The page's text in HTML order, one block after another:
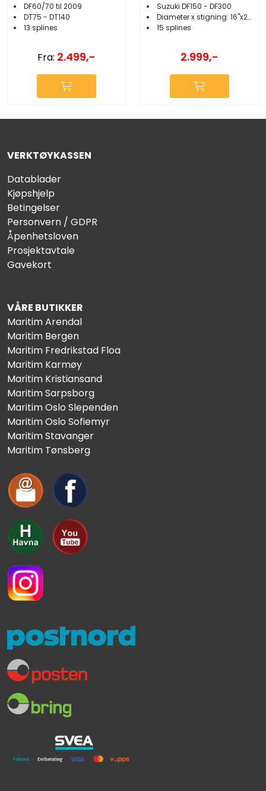
DF60/70 til 2009
DT75 - DT140
13 splines
Fra: 2.499,-
Suzuki DF150 - DF300
Diameter x stigning: 16''x21,5''
15 splines
2.999,-
VERKTØYKASSEN
Datablader
Kjøpshjelp
Betingelser
Personvern / GDPR
Åpenhetsloven
Prosjektavtale
Gavekort
VÅRE BUTIKKER
Maritim Arendal
Maritim Bergen
Maritim Fredrikstad Floa
Maritim Karmøy
Maritim Kristiansand
Maritim Sarpsborg
Maritim Oslo Slependen
Maritim Oslo Sofiemyr
Maritim Stavanger
Maritim Tønsberg